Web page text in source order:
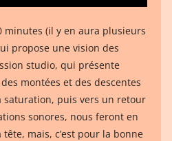
minutes (il y en aura plusieurs
propose une vision des
studio, qui présente
montées et des descentes
saturation, puis vers un retour
sonores, nous feront en
mais, c’est pour la bonne